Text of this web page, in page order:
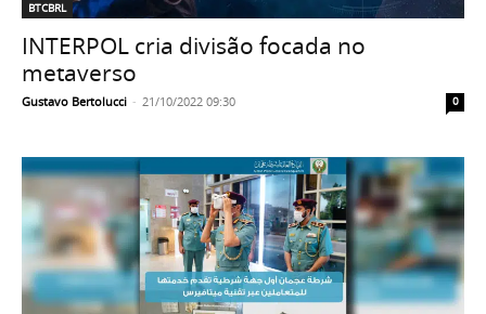
BTCBRL
INTERPOL cria divisão focada no
metaverso
Gustavo Bertolucci - 21/10/2022 09:30 0